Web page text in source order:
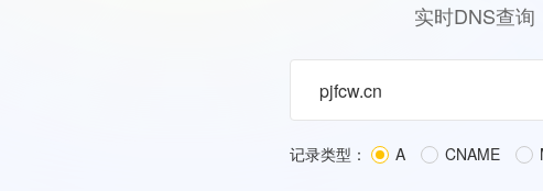
实时DNS查
记录类型： A CNAME